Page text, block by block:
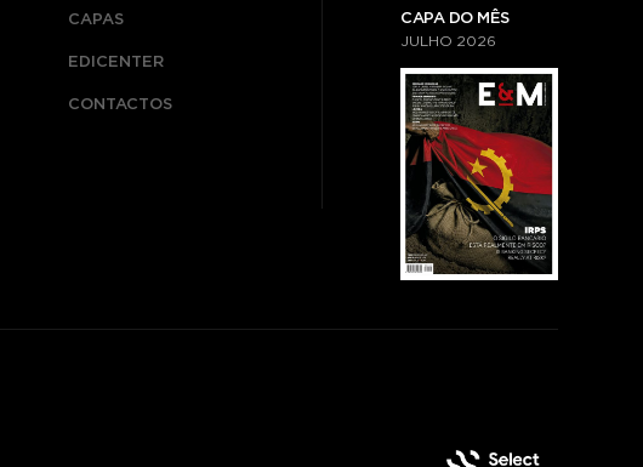
CAPAS
EDICENTER
CONTACTOS
CAPA DO MÊS
JULHO 2026